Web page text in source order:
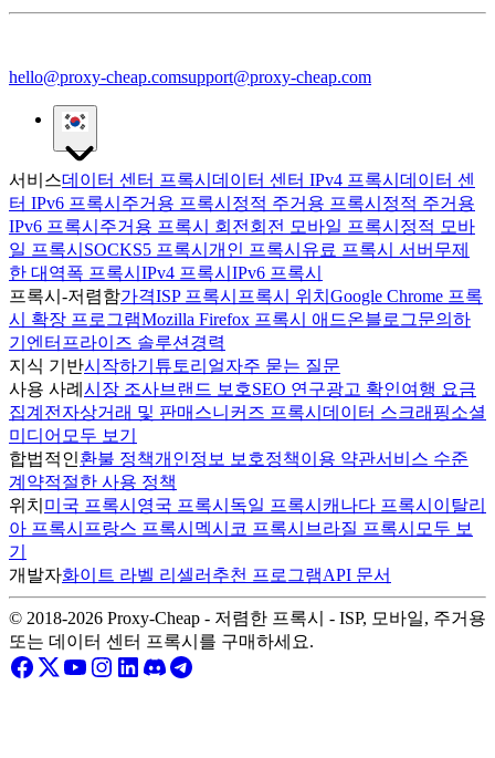
hello@proxy-cheap.comsupport@proxy-cheap.com
서비스데이터 센터 프록시 데이터 센터 IPv4 프록시 데이터 센
터 IPv6 프록시 주거용 프록시 정적 주거용 프록시 정적 주거용
IPv6 프록시 주거용 프록시 회전 회전 모바일 프록시 정적 모바
일 프록시 SOCKS5 프록시 개인 프록시 유료 프록시 서버 무제
한 대역폭 프록시 IPv4 프록시 IPv6 프록시
프록시-저렴함가격ISP 프록시 프록시 위치 Google Chrome 프록
시 확장 프로그램Mozilla Firefox 프록시 애드온블로그문의하
기 엔터프라이즈 솔루션 경력
지식 기반시작하기 튜토리얼자주 묻는 질문
사용 사례 시장 조사브랜드 보호SEO 연구광고 확인여행 요금
집계 전자상거래 및 판매 스니커즈 프록시 데이터 스크래핑소셜
미디어 모두 보기
합법적인환불 정책개인정보 보호정책이용 약관서비스 수준
계약적절한 사용 정책
위치 미국 프록시 영국 프록시 독일 프록시 캐나다 프록시 이탈리
아 프록시 프랑스 프록시 멕시코 프록시 브라질 프록시 모두 보
기
개발자화이트 라벨 리셀러 추천 프로그램API 문서
© 2018-2026 Proxy-Cheap - 저렴한 프록시 - ISP, 모바일, 주거용
또는 데이터 센터 프록시를 구매하세요.